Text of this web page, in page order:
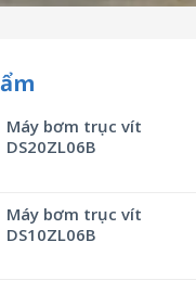
Máy bơm trục vít
DS20ZL06B
Máy bơm trục vít
DS10ZL06B